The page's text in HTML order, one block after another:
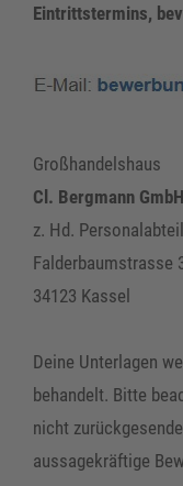
Eintrittstermins,
Großhandelshaus
Cl. Bergmann
z. Hd.
Falderbaumstrasse
34123 Kassel
Deine Unterlagen
behandelt. Bitte
nicht
aussagekräftige